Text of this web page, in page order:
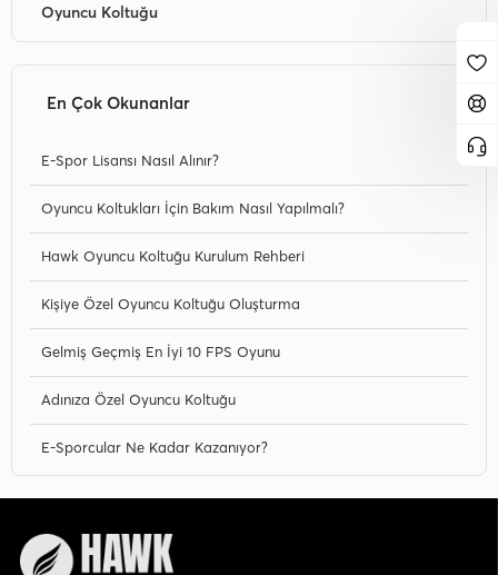
Oyuncu Koltuğu
En Çok Okunanlar
E-Spor Lisansı Nasıl Alınır?
Oyuncu Koltukları İçin Bakım Nasıl Yapılmalı?
Hawk Oyuncu Koltuğu Kurulum Rehberi
Kişiye Özel Oyuncu Koltuğu Oluşturma
Gelmiş Geçmiş En İyi 10 FPS Oyunu
Adınıza Özel Oyuncu Koltuğu
E-Sporcular Ne Kadar Kazanıyor?